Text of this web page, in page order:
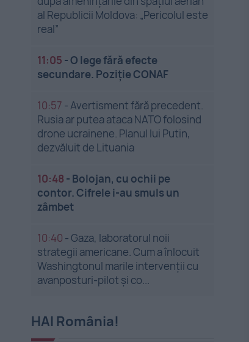
al Republicii Moldova: „Pericolul este
real”
11:05 -O lege fără efecte
secundare. Poziție CONAF
10:57 -Avertisment fără precedent.
Rusia ar putea ataca NATO folosind
drone ucrainene. Planul lui Putin,
dezvăluit de Lituania
10:48 - Bolojan, cu ochii pe
contor. Cifrele i-au smuls un
zâmbet
10:40 -Gaza, laboratorul noii
strategii americane. Cum a înlocuit
Washingtonul marile intervenții cu
avanposturi-pilot și co...
HAI România!